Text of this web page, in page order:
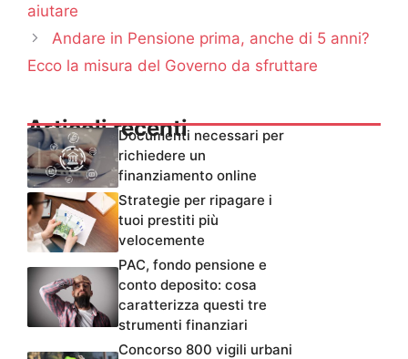
aiutare
Andare in Pensione prima, anche di 5 anni?
Ecco la misura del Governo da sfruttare
Articoli recentiDocumenti necessari per
richiedere un
finanziamento online
Strategie per ripagare i
tuoi prestiti più
velocemente
PAC, fondo pensione e
conto deposito: cosa
caratterizza questi tre
strumenti finanziari
Concorso 800 vigili urbani